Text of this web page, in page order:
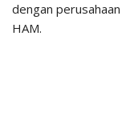
dengan
HAM.